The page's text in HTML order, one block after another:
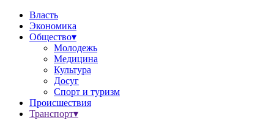
Власть
Экономика
Общество▾
Молодежь
Медицина
Культура
Досуг
Спорт и туризм
Происшествия
Транспорт▾